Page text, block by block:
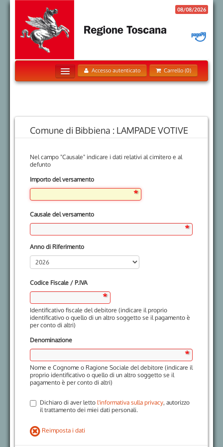
08/08/2026
Accesso autenticato Carrello (0)
Home
Storico Pagamenti
Informazioni
Comune di Bibbiena : LAMPADE VOTIVE
Nel campo "Causale" indicare i dati relativi al cimitero e al
defunto
Importo del versamento
Causale del versamento
Anno di Riferimento
Codice Fiscale / P.IVA
Identificativo fiscale del debitore (indicare il proprio
identificativo o quello di un altro soggetto se il pagamento è
per conto di altri)
Denominazione
Nome e Cognome o Ragione Sociale del debitore (indicare il
proprio identificativo o quello di un altro soggetto se il
pagamento è per conto di altri)
Dichiaro di aver letto l'informativa sulla privacy, autorizzo
il trattamento dei miei dati personali.
Reimposta i dati